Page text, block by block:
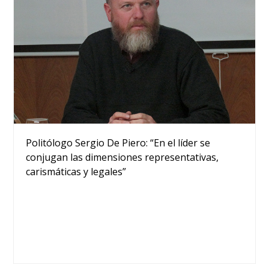
Politólogo Sergio De Piero: “En el líder se
conjugan las dimensiones representativas,
carismáticas y legales”